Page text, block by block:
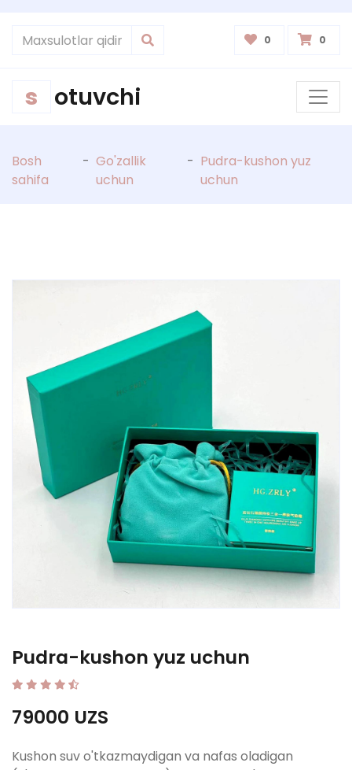
0 0
s otuvchi
Bosh
sahifa
- Go'zallik
uchun
- Pudra-kushon yuz
uchun
Pudra-kushon yuz uchun
79000 UZS
Kushon suv o'tkazmaydigan va nafas oladigan